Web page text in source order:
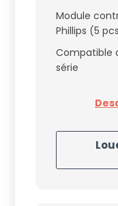
Module
Phillips (5
Compatible
série